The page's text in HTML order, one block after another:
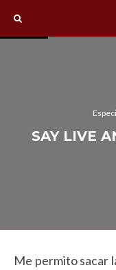
SAY LIVE
Me permito sacar